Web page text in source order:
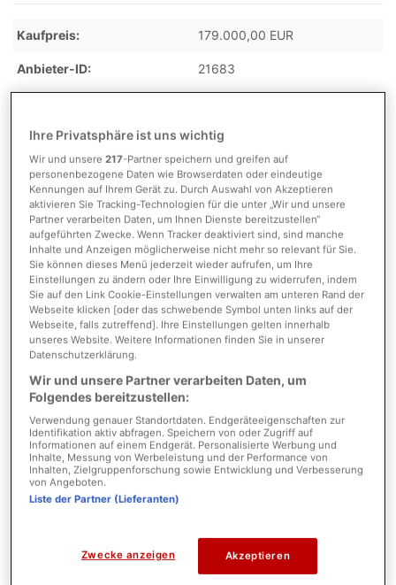
Kaufpreis 179.000,00 EUR
Anbieter-ID 21683
Kosten
Provision
3,57 % inkl. gesetzl. MwSt.
vom Käufer
Provision inkl. MwSt. ja
Detaillierte Informationen
Flächen
Etage 1
Schlafzimmer 3
Badezimmer
Ihre Privatsphäre ist uns wichtig
Wir und unsere217-Partner speichern und greifen auf
personenbezogene Daten wie Browserdaten oder eindeutige
Kennungen auf Ihrem Gerät zu. Durch Auswahl von Akzeptieren
aktivieren Sie Tracking-Technologien für die unter „Wir und unsere
Partner verarbeiten Daten, um Ihnen Dienste bereitzustellen“
aufgeführten Zwecke. Wenn Tracker deaktiviert sind, sind manche
Inhalte und Anzeigen möglicherweise nicht mehr so relevant für Sie.
Sie können dieses Menü jederzeit wieder aufrufen, um Ihre
Einstellungen zu ändern oder Ihre Einwilligung zu widerrufen, indem
Sie auf den Link Cookie-Einstellungen verwalten am unteren Rand der
Webseite klicken [oder das schwebende Symbol unten links auf der
Webseite, falls zutreffend]. Ihre Einstellungen gelten innerhalb
unseres Website. Weitere Informationen finden Sie in unserer
Datenschutzerklärung.
Wir und unsere Partner verarbeiten Daten, um
Folgendes bereitzustellen:
Verwendung genauer Standortdaten. Endgeräteeigenschaften zur
Identifikation aktiv abfragen. Speichern von oder Zugriff auf
Informationen auf einem Endgerät. Personalisierte Werbung und
Inhalte, Messung von Werbeleistung und der Performance von
Inhalten, Zielgruppenforschung sowie Entwicklung und Verbesserung
von Angeboten.
Liste der Partner (Lieferanten)
Zwecke anzeigen Akzeptieren